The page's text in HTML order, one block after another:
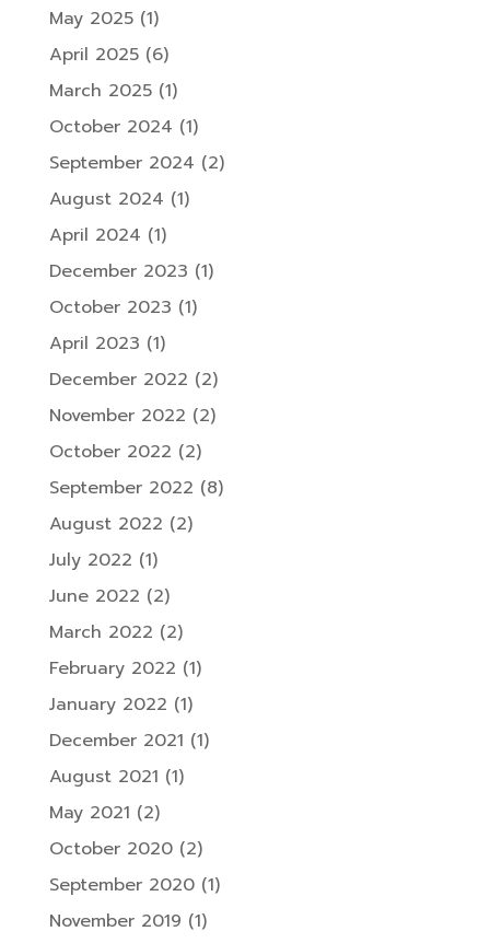
May 2025(1)
April 2025(6)
March 2025(1)
October 2024 (1)
September 2024 (2)
August 2024 (1)
April 2024 (1)
December 2023 (1)
October 2023 (1)
April 2023 (1)
December 2022 (2)
November 2022 (2)
October 2022 (2)
September 2022 (8)
August 2022 (2)
July 2022 (1)
June 2022 (2)
March 2022 (2)
February 2022 (1)
January 2022 (1)
December 2021 (1)
August 2021 (1)
May 2021 (2)
October 2020(2)
September 2020(1)
November 2019 (1)